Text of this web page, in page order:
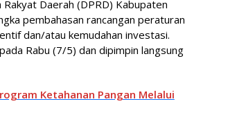
Daerah (DPRD) Kabupaten
pembahasan rancangan peraturan
dan/atau kemudahan investasi.
Rabu (7/5) dan dipimpin langsung
Ketahanan Pangan Melalui